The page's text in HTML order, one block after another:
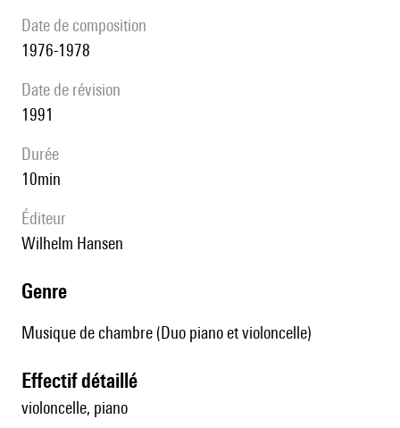
date de composition
1976-1978
date de révision
1991
durée
10min
éditeur
Wilhelm Hansen
genre
Musique de chambre (Duo piano et violoncelle)
effectif détaillé
violoncelle, piano